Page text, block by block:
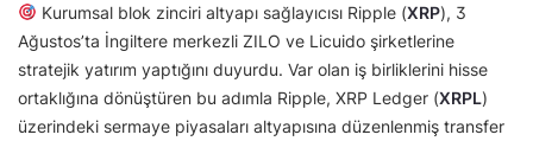
Kurumsal blok zinciri altyapı sağlayıcısı Ripple (XRP), 3
Ağustos’ta İngiltere merkezli ZILO ve Licuido şirketlerine
stratejik yatırım yaptığını duyurdu. Var olan iş birliklerini hisse
ortaklığına dönüştüren bu adımla Ripple, XRP Ledger (XRPL)
üzerindeki sermaye piyasaları altyapısına düzenlenmiş transfer